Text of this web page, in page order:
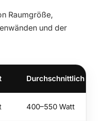
Raumgröße,
und der
Durchschnittlich
400–550 Watt